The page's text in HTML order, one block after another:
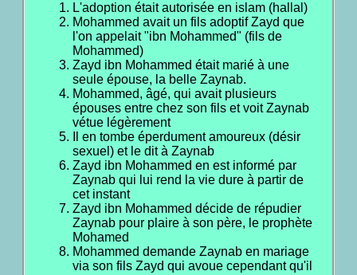
L'adoption était autorisée en islam (hallal)
Mohammed avait un fils adoptif Zayd que
l'on appelait "ibn Mohammed" (fils de
Mohammed)
Zayd ibn Mohammed était marié à une
seule épouse, la belle Zaynab.
Mohammed, âgé, qui avait plusieurs
épouses entre chez son fils et voit Zaynab
vétue légèrement
Il en tombe éperdument amoureux (désir
sexuel) et le dit à Zaynab
Zayd ibn Mohammed en est informé par
Zaynab qui lui rend la vie dure à partir de
cet instant
Zayd ibn Mohammed décide de répudier
Zaynab pour plaire à son père, le prophète
Mohamed
Mohammed demande Zaynab en mariage
via son fils Zayd qui avoue cependant qu'il